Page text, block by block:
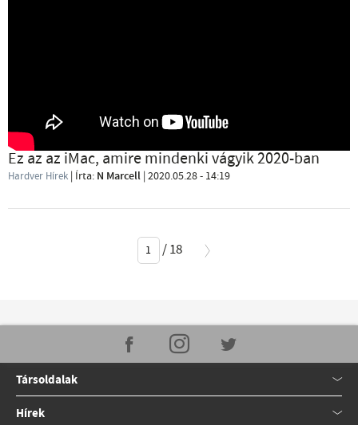
Ez az az iMac, amire mindenki vágyik 2020-ban
Hardver Hírek | Írta: N Marcell | 2020.05.28 - 14:19
/18
Társoldalak
Hírek